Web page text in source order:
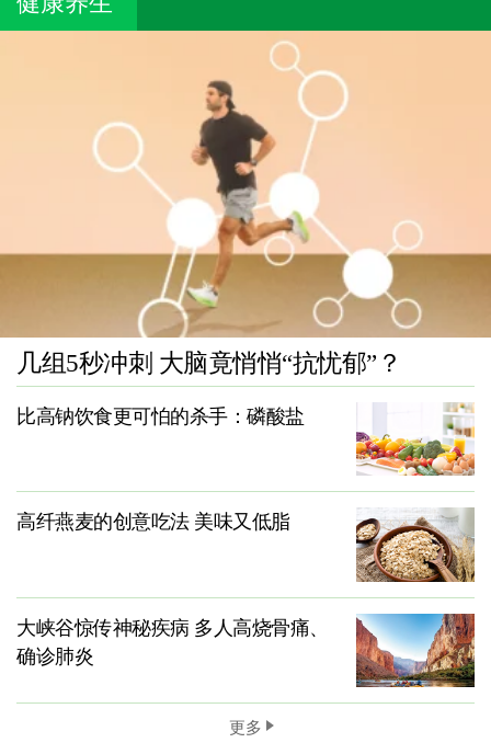
几组5秒冲刺 大脑竟悄悄“抗忧郁”？
比高钠饮食更可怕的杀手：磷酸盐
高纤燕麦的创意吃法 美味又低脂
大峡谷惊传神秘疾病 多人高烧骨痛、
确诊肺炎
更多